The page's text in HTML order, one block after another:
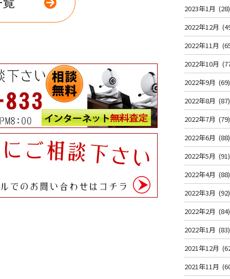
2023年1月 (28)
2022年12月
2022年11月
2022年10月
2022年9月 (69)
2022年8月 (87)
2022年7月 (79)
2022年6月 (88)
2022年5月 (91)
2022年4月 (88)
2022年3月 (92)
2022年2月 (84)
2022年1月 (83)
2021年12月
2021年11月